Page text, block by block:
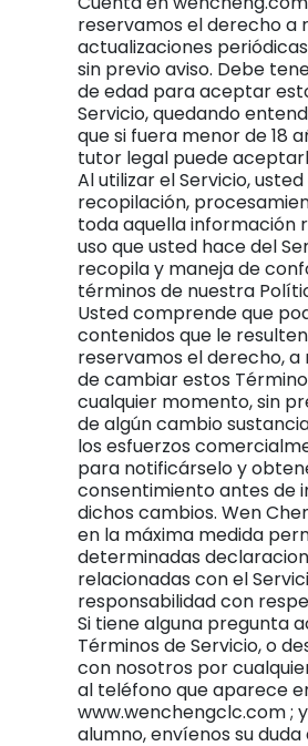
reservamos el derecho a
actualizaciones
sin previo aviso. Debe
de edad para aceptar
Servicio, quedando
que si fuera menor de 18
tutor legal puede
Al utilizar el Servicio,
recopilación,
toda aquella información
uso que usted hace del
recopila y maneja de
términos de nuestra
Usted comprende que
contenidos que le
reservamos el derecho,
de cambiar estos
cualquier momento, sin
de algún cambio
los esfuerzos
para notificárselo y
consentimiento antes de
dichos cambios. Wen
en la máxima medida
determinadas
relacionadas con el
responsabilidad con
Si tiene alguna pregunta
Términos de Servicio, o
con nosotros por
al teléfono que aparece
www.wenchengclc.com ;
alumno, envíenos su duda